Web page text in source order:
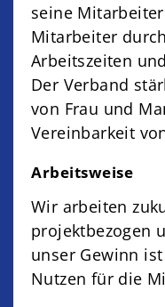
seine
Mitarbeiter
Arbeitszeiten
Der Verband
von Frau und
Vereinbarkeit
Arbeitsweise
Wir arbeiten
projektbezogen
unser Gewinn
Nutzen für die